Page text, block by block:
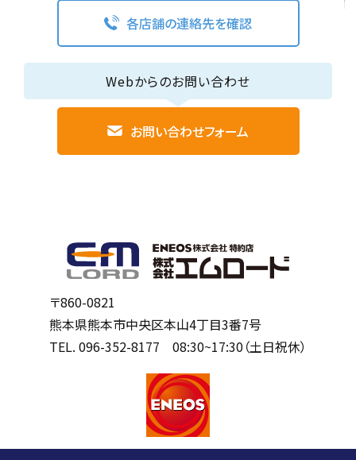
各店舗の連絡先を確認
Webからのお問い合わせ
お問い合わせフォーム
〒860-0821
熊本県熊本市中央区本山4丁目3番7号
TEL. 096-352-8177 08:30~17:30（土日祝休）